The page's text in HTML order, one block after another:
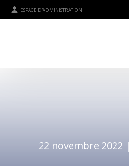
ESPACE D'ADMINISTRATION
22 novembre 2022 |